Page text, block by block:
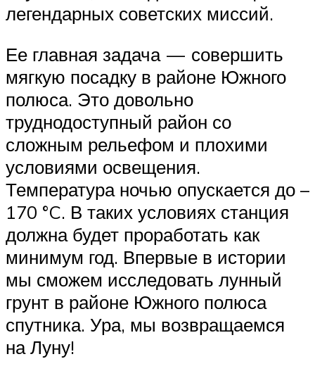
легендарных советских миссий.
Ее главная задача — совершить
мягкую посадку в районе Южного
полюса. Это довольно
труднодоступный район со
сложным рельефом и плохими
условиями освещения.
Температура ночью опускается до –
170 °C. В таких условиях станция
должна будет проработать как
минимум год. Впервые в истории
мы сможем исследовать лунный
грунт в районе Южного полюса
спутника. Ура, мы возвращаемся
на Луну!